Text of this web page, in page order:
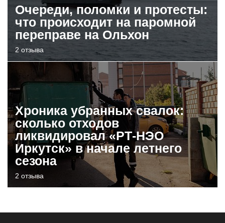
Очереди, поломки и протесты:
что происходит на паромной
переправе на Ольхон
2 отзыва
Хроника убранных свалок:
сколько отходов
ликвидировал «РТ-НЭО
Иркутск» в начале летнего
сезона
2 отзыва